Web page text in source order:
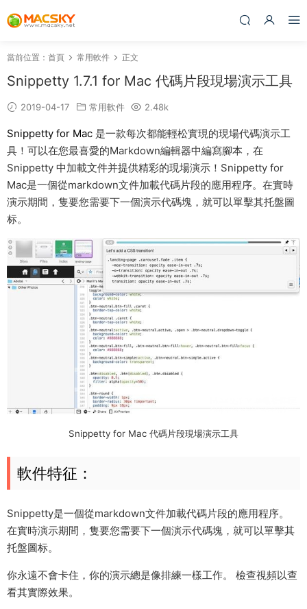
當前位置： 首頁 常用軟件 正文
Snippetty 1.7.1 for Mac 代碼片段現場演示工具
2019-04-17 常用軟件 2.48k
Snippetty for Mac 是一款每次都能輕松實現的現場代碼演示工
具！可以在您最喜愛的Markdown編輯器中編寫腳本，在
Snippetty 中加載文件并提供精彩的現場演示！Snippetty for
Mac是一個從markdown文件加載代碼片段的應用程序。在實時
演示期間，隻要您需要下一個演示代碼塊，就可以單擊其托盤圖
标。
Snippetty for Mac 代碼片段現場演示工具
軟件特征：
Snippetty是一個從markdown文件加載代碼片段的應用程序。
在實時演示期間，隻要您需要下一個演示代碼塊，就可以單擊其
托盤圖标。
你永遠不會卡住，你的演示總是像排練一樣工作。 檢查視頻以查
看其實際效果。